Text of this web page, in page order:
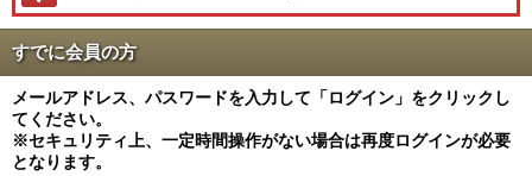
すでに会員の方
メールアドレス、パスワードを入力して「ログイン」をクリックし
てください。
※セキュリティ上、一定時間操作がない場合は再度ログインが必要
となります。